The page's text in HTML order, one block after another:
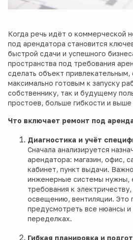
Когда речь идёт о коммерческой
под арендатора становится
быстрой сдачи и успешного
пространства под требования
сделать объект
максимально готовым к запуску
собственнику, так и будущему
простоев, больше гибкости и
Что включает ремонт под
Диагностика и учёт
Сначала анализируется
арендатора: магазин, офис,
кабинет, пункт выдачи.
инженерные системы нужны,
требования к
освещению, вентиляции. Это
предусмотреть все нюансы и
переделках.
Гибкая планировка и